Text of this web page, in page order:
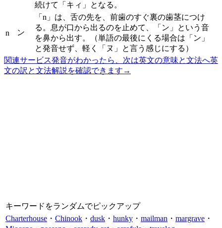
続けて「キィ」となる。
n ン
「n」は、舌の先を、前歯のすぐ裏の歯茎につけ
る。息が口から出るのを止めて、「ン」という音
を鼻から出す。（単語の最後にくる場合は「ン」
と発音せず、軽く「ヌ」と言う感じにする）
関連サービス発音がわかったら、次は英文の意味と文法へ英
文の訳と文法解説を確認できます →
キーワードをランダムでピックアップ
Charterhouse ・ Chinook ・ dusk ・ hunky ・ mailman ・ margrave ・